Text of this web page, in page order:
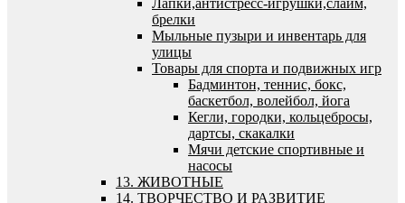
брелки
Мыльные пузыри и инвентарь для
улицы
Товары для спорта и подвижных игр
Бадминтон, теннис, бокс,
баскетбол, волейбол, йога
Кегли, городки, кольцебросы,
дартсы, скакалки
Мячи детские спортивные и
насосы
13. ЖИВОТНЫЕ
14. ТВОРЧЕСТВО И РАЗВИТИЕ